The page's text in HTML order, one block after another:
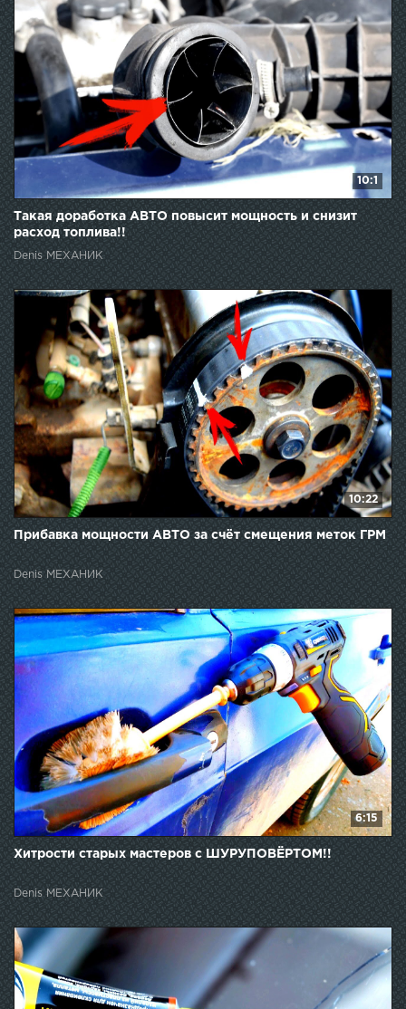
10:1
Такая доработка АВТО повысит мощность и снизит
расход топлива!!
Denis МЕХАНИК
10:22
Прибавка мощности АВТО за счёт смещения меток ГРМ
Denis МЕХАНИК
6:15
Хитрости старых мастеров с ШУРУПОВЁРТОМ!!
Denis МЕХАНИК